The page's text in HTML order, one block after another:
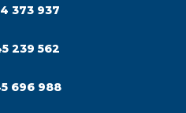
373 937
239 562
696 988